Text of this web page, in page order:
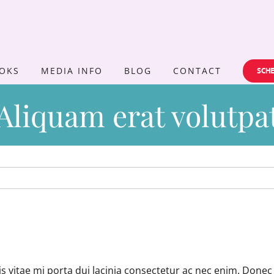
MEDIA INFO BLOG CONTACT
erat
vitae mi porta dui lacinia consectetur ac nec enim.